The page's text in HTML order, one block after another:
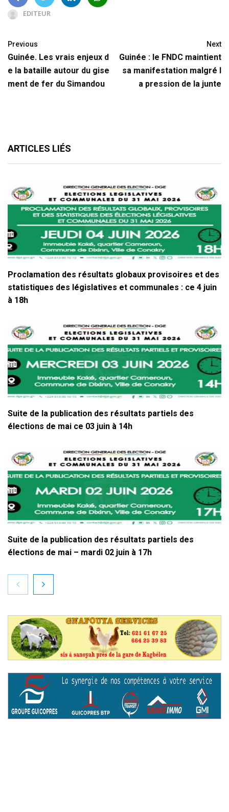
EDITEUR
Previous
Guinée. Les vrais enjeux d
e la bataille autour du gise
ment de fer du Simandou
Next
Guinée : le FNDC maintient
sa manifestation malgré l
a pression de la junte
ARTICLES LIÉS
Proclamation des résultats globaux provisoires et des
statistiques des législatives et communales : ce 4 juin
à 18h
Suite de la publication des résultats partiels des
élections de mai ce 03 juin à 14h
Suite de la publication des résultats partiels des
élections de mai – mardi 02 juin à 17h